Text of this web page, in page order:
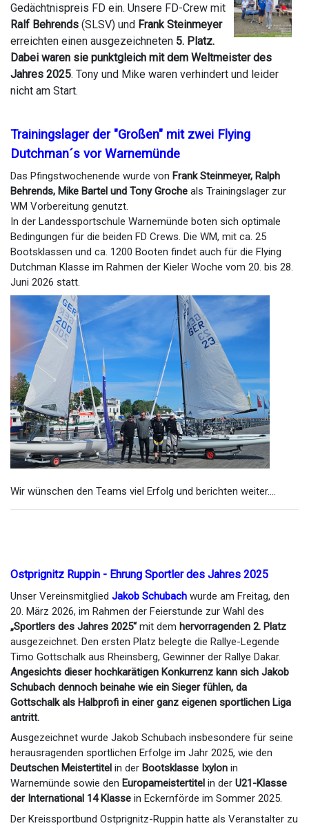
Gedächtnispreis FD ein. Unsere FD-Crew mit
Ralf Behrends (SLSV) und Frank Steinmeyer
erreichten einen ausgezeichneten 5. Platz.
Dabei waren sie punktgleich mit dem Weltmeister des
Jahres 2025. Tony und Mike waren verhindert und leider
nicht am Start.
Trainingslager der "Großen" mit zwei Flying
Dutchman´s vor Warnemünde
Das Pfingstwochenende wurde von Frank Steinmeyer, Ralph
Behrends, Mike Bartel und Tony Groche als Trainingslager zur
WM Vorbereitung genutzt.
In der Landessportschule Warnemünde boten sich optimale
Bedingungen für die beiden FD Crews. Die WM, mit ca. 25
Bootsklassen und ca. 1200 Booten findet auch für die Flying
Dutchman Klasse im Rahmen der Kieler Woche vom 20. bis 28.
Juni 2026 statt.
Wir wünschen den Teams viel Erfolg und berichten weiter....
Ostprignitz Ruppin - Ehrung Sportler des Jahres 2025
Unser Vereinsmitglied Jakob Schubach wurde am Freitag, den
20. März 2026, im Rahmen der Feierstunde zur Wahl des
„Sportlers des Jahres 2025“mit dem hervorragenden 2. Platz
ausgezeichnet. Den ersten Platz belegte die Rallye-Legende
Timo Gottschalk aus Rheinsberg, Gewinner der Rallye Dakar.
Angesichts dieser hochkarätigen Konkurrenz kann sich Jakob
Schubach dennoch beinahe wie ein Sieger fühlen, da
Gottschalk als Halbprofi in einer ganz eigenen sportlichen Liga
antritt.
Ausgezeichnet wurde Jakob Schubach insbesondere für seine
herausragenden sportlichen Erfolge im Jahr 2025, wie den
Deutschen Meistertitel in der Bootsklasse Ixylon in
Warnemünde sowie den Europameistertitel in der U21-Klasse
der International 14 Klasse in Eckernförde im Sommer 2025.
Der Kreissportbund Ostprignitz-Ruppin hatte als Veranstalter zu